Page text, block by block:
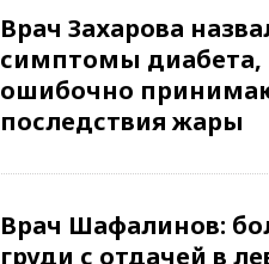
Врач Захарова
симптомы диабета,
ошибочно
последствия жары
Врач Шафалинов:
груди с отдачей в